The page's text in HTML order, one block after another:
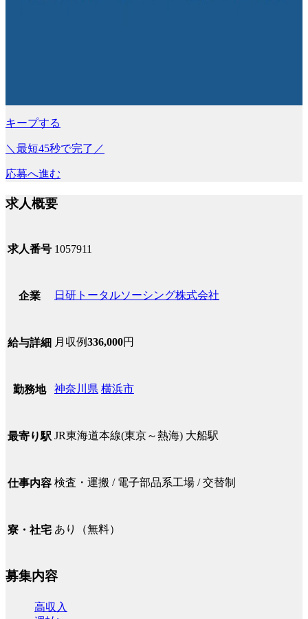
キープする
＼最短45秒で完了／
応募へ進む
求人概要
求人番号 1057911
企業 日研トータルソーシング株式会社
給与詳細 月収例336,000円
勤務地 神奈川県 横浜市
最寄り駅 JR東海道本線(東京～熱海) 大船駅
仕事内容 検査・運搬 / 電子部品系工場 / 交替制
寮・社宅 あり（無料）
募集内容
高収入